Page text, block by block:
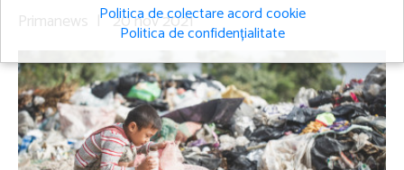
Primanews | 20 nov 2021
Politica de colectare acord cookie
Politica de confidențialitate